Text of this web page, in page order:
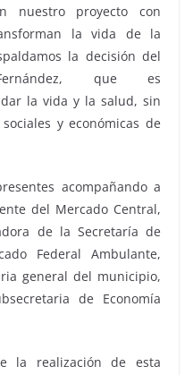
nuestro proyecto con
la vida de la
la decisión del
que es
la vida y la salud, sin
y económicas de
acompañando a
del Mercado Central,
de la Secretaría de
Federal Ambulante,
general del municipio,
de Economía
la realización de esta